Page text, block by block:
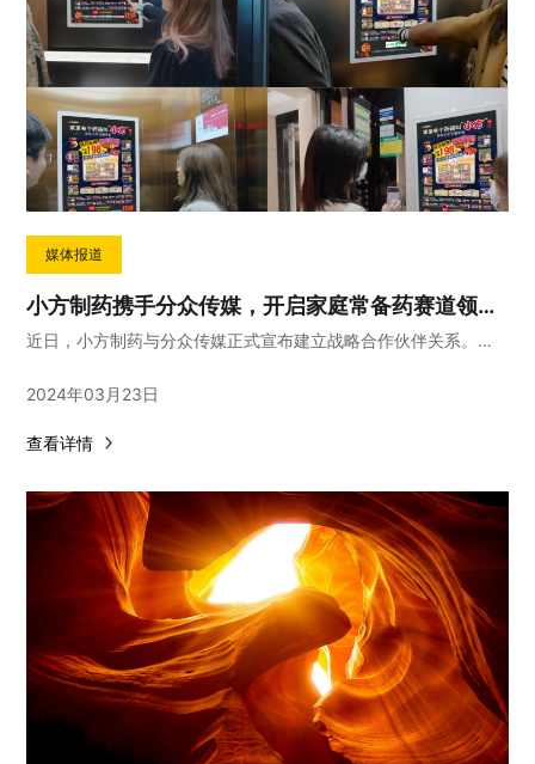
媒体报道
小方制药携手分众传媒，开启家庭常备药赛道领军之路！
近日，小方制药与分众传媒正式宣布建立战略合作伙伴关系。此次合作旨在结合小方制药在医药领域的专业优势与分众传媒在广告传播领域的领先地位，将小方制药打造成为家庭常备药品领域的绝对领导者。
2024年03月23日
查看详情